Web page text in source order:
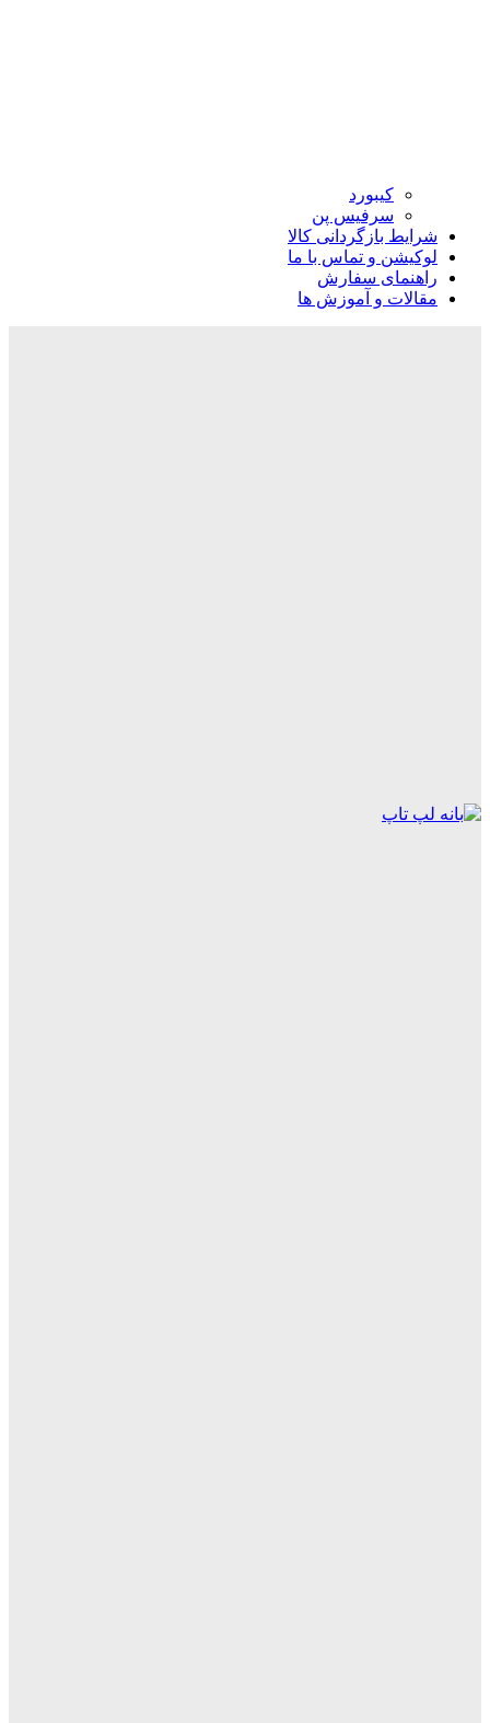
کیبورد
سرفیس پن
شرایط بازگردانی کالا
لوکیشن و تماس با ما
راهنمای سفارش
مقالات و آموزش ها